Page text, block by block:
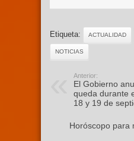
Etiqueta: ACTUALIDAD
NOTICIAS
Anterior:
El Gobierno
queda durante
18 y 19 de
Horóscopo para